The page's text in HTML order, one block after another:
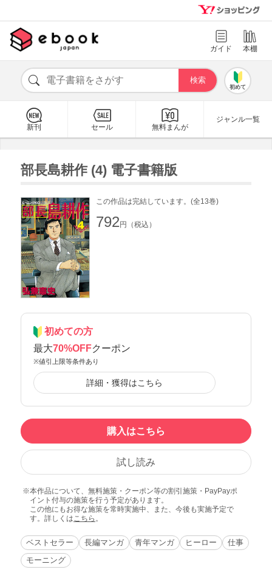
ガイド 本棚
初めて
新刊 セール 無料まんが
ジャンル一覧
部長島耕作 (4) 電子書籍版
この作品は完結しています。(全13巻)
792 円（税込）
初めての方
最大70%OFFクーポン
※値引上限等条件あり
詳細・獲得はこちら
購入はこちら
試し読み
本作品について、無料施策・クーポン等の割引施策・PayPayポ
イント付与の施策を行う予定があります。
この他にもお得な施策を常時実施中、また、今後も実施予定で
す。詳しくはこちら 。
ベストセラー 長編マンガ 青年マンガ ヒーロー
仕事
モーニング